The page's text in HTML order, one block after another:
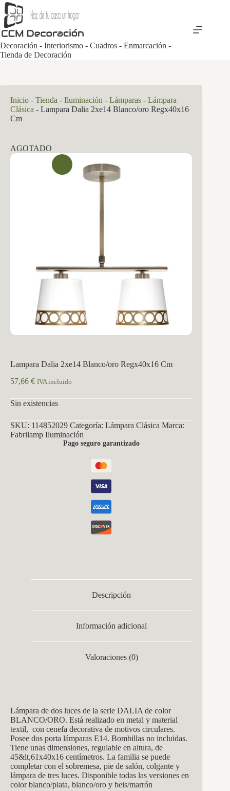
Saltar
al
contenido
Decoración - Interiorismo - Cuadros - Enmarcación -
Tienda de Decoración
Inicio - Tienda - Iluminación - Lámparas - Lámpara
Clásica - Lampara Dalia 2xe14 Blanco/oro Regx40x16
Cm
AGOTADO
Lampara Dalia 2xe14 Blanco/oro Regx40x16 Cm
57,66 € IVA incluido
Sin existencias
SKU: 114852029 Categoría: Lámpara Clásica Marca:
Fabrilamp Iluminación
Pago seguro garantizado
Descripción
Información adicional
Valoraciones (0)
Lámpara de dos luces de la serie DALIA de color
BLANCO/ORO. Está realizado en metal y material
textil, con cenefa decorativa de motivos circulares.
Posee dos porta lámparas E14. Bombillas no incluidas.
Tiene unas dimensiones, regulable en altura, de
45&lt,61x40x16 centímetros. La familia se puede
completar con el sobremesa, pie de salón, colgante y
lámpara de tres luces. Disponible todas las versiones en
color blanco/plata, blanco/oro y beis/marrón